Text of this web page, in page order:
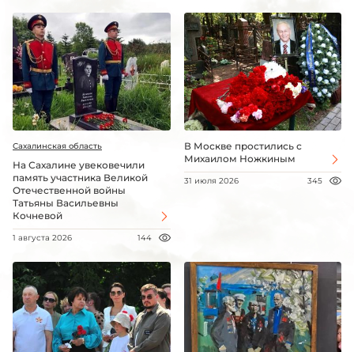
Сахалинская область
На Сахалине увековечили
память участника Великой
Отечественной войны
Татьяны Васильевны
Кочневой
1 августа 2026 144
В Москве простились с
Михаилом Ножкиным
31 июля 2026 345